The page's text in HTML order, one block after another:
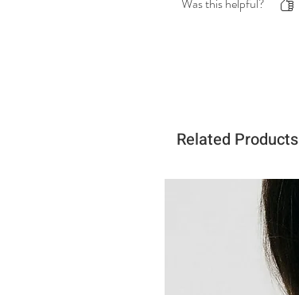
Related Products